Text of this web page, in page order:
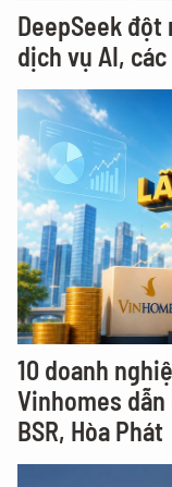
DeepSeek
dịch vụ AI,
10 doanh
Vinhomes
BSR, Hòa Phát